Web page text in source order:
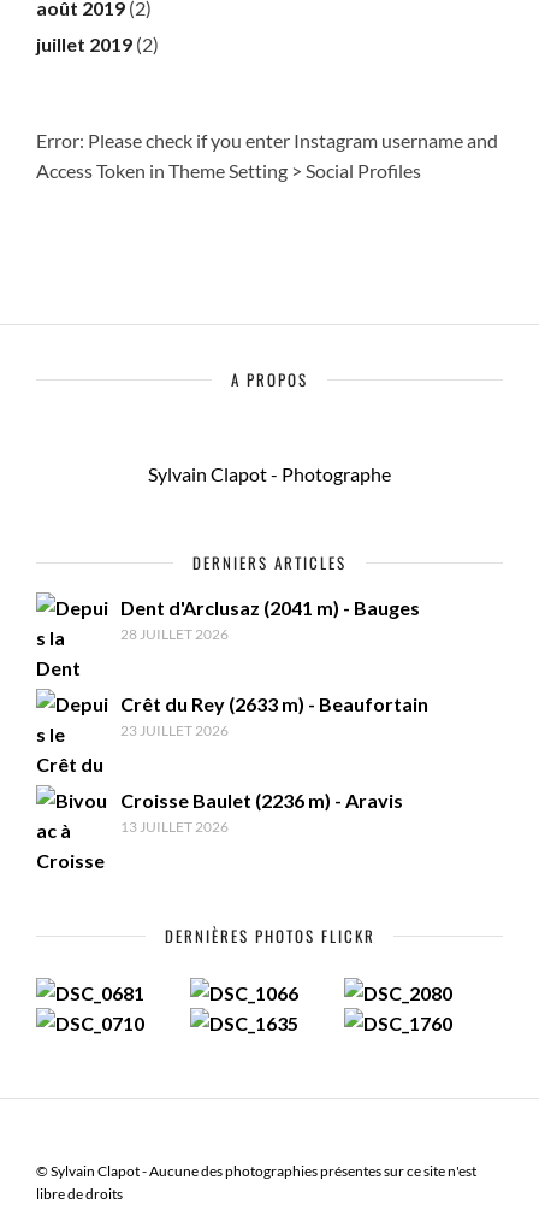
août 2019 (2)
juillet 2019 (2)
Error: Please check if you enter Instagram username and
Access Token in Theme Setting > Social Profiles
A PROPOS
Sylvain Clapot - Photographe
DERNIERS ARTICLES
Dent d'Arclusaz (2041 m) - Bauges
28 JUILLET 2026
Crêt du Rey (2633 m) - Beaufortain
23 JUILLET 2026
Croisse Baulet (2236 m) - Aravis
13 JUILLET 2026
DERNIÈRES PHOTOS FLICKR
© Sylvain Clapot - Aucune des photographies présentes sur ce site n'est
libre de droits